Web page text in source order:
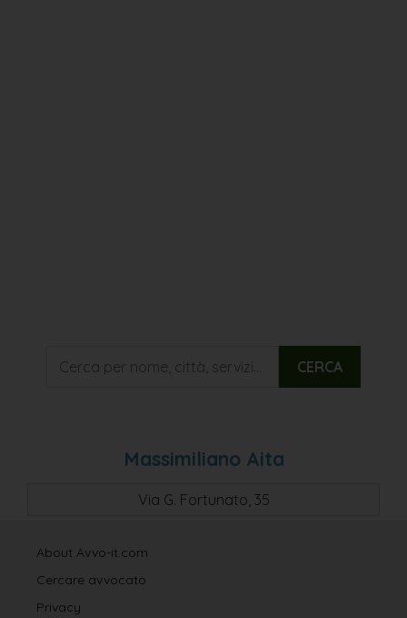
CERCA
Massimiliano Aita
Via G. Fortunato, 35
About Avvo-it.com
Cercare avvocato
Privacy